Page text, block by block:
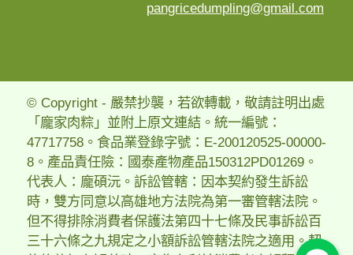
pangricedumpling@gmail.com
© Copyright - 嚴禁抄襲，若欲轉載，敬請註明出處
「龐家肉粽」並附上原文連結。統一編號：
47717758。食品業登錄字號：E-200120525-00000-
8。產品責任險：國泰產物產品150312PD01269。
代表人：龐碩沅。訴訟管轄：因本契約發生訴訟
時，雙方同意以高雄地方法院為第一審管轄法院。
但不得排除消費者保護法第四十七條及民事訴訟百
三十六條之九規定之小額訴訟管轄法院之適用。契